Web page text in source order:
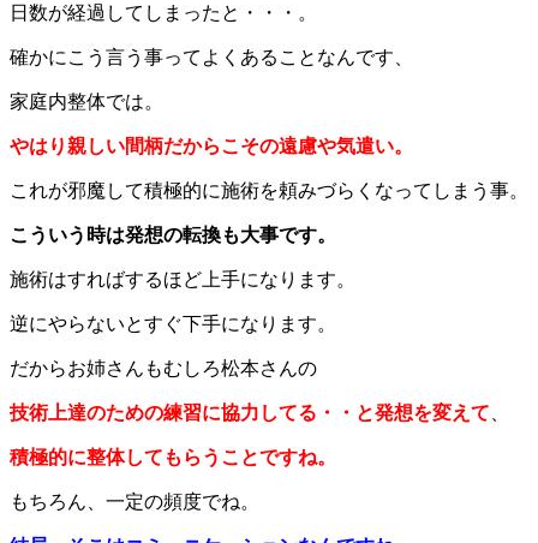
日数が経過してしまったと・・・。
確かにこう言う事ってよくあることなんです、
家庭内整体では。
やはり親しい間柄だからこその遠慮や気遣い。
これが邪魔して積極的に施術を頼みづらくなってしまう事。
こういう時は発想の転換も大事です。
施術はすればするほど上手になります。
逆にやらないとすぐ下手になります。
だからお姉さんもむしろ松本さんの
技術上達のための練習に協力してる・・と発想を変えて
積極的に整体してもらうことですね。
もちろん、一定の頻度でね。